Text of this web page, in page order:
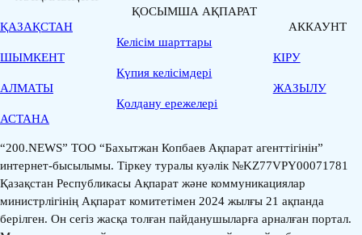
ҚАЗАҚСТАН
ШЫМКЕНТ
АЛМАТЫ
АСТАНА
ҚОСЫМША АҚПАРАТ
Келісім шарттары
Қүпия келісімдері
Қолдану ережелері
АККАУНТ
КІРУ
ЖАЗЫЛУ
“200.NEWS” ТОО “Бахытжан Копбаев Ақпарат агенттігінін”
интернет-бысылымы. Тіркеу туралы куәлік №KZ77VPY00071781
Қазақстан Республикасы Ақпарат және коммуникациялар
министрлігінің Ақпарат комитетімен 2024 жылғы 21 ақпанда
берілген. Он сегіз жасқа толған пайданушыларға арналған портал.